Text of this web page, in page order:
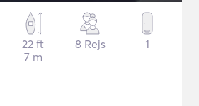
22 ft
7 m
8 Rejs 1